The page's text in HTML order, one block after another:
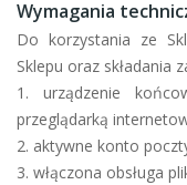
Wymagania
Do korzystania ze
Sklepu oraz składania
1. urządzenie
przeglądarką
2. aktywne konto
3. włączona obsługa